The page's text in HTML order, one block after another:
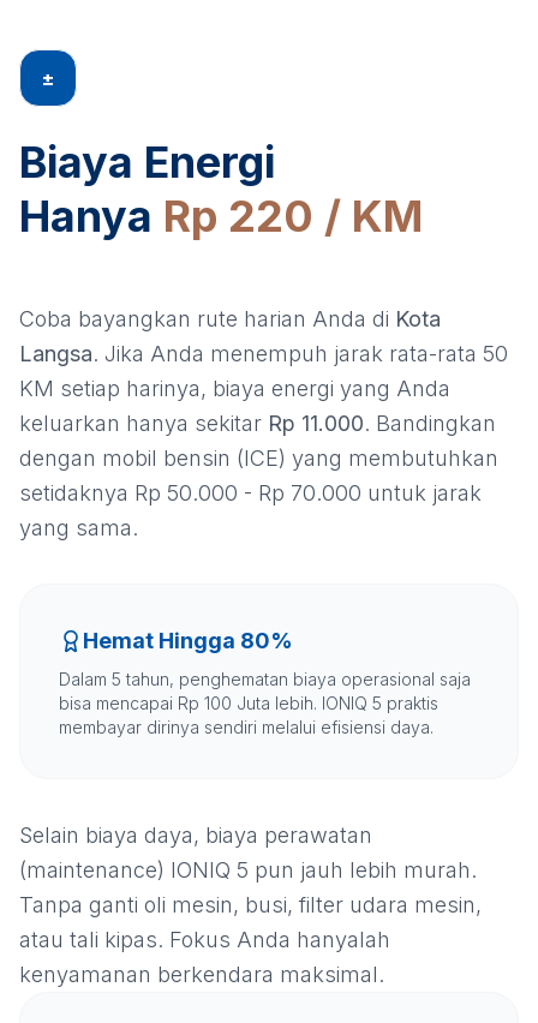
±
Biaya Energi
Hanya Rp 220 / KM
Coba bayangkan rute harian Anda di Kota
Langsa. Jika Anda menempuh jarak rata-rata 50
KM setiap harinya, biaya energi yang Anda
keluarkan hanya sekitar Rp 11.000. Bandingkan
dengan mobil bensin (ICE) yang membutuhkan
setidaknya Rp 50.000 - Rp 70.000 untuk jarak
yang sama.
Hemat Hingga 80%
Dalam 5 tahun, penghematan biaya operasional saja
bisa mencapai Rp 100 Juta lebih. IONIQ 5 praktis
membayar dirinya sendiri melalui efisiensi daya.
Selain biaya daya, biaya perawatan
(maintenance) IONIQ 5 pun jauh lebih murah.
Tanpa ganti oli mesin, busi, filter udara mesin,
atau tali kipas. Fokus Anda hanyalah
kenyamanan berkendara maksimal.